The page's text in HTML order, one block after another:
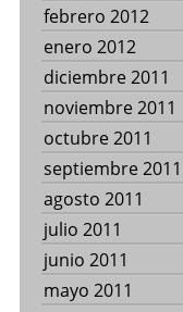
febrero 2012
enero 2012
diciembre 2011
noviembre 2011
octubre 2011
septiembre 2011
agosto 2011
julio 2011
junio 2011
mayo 2011